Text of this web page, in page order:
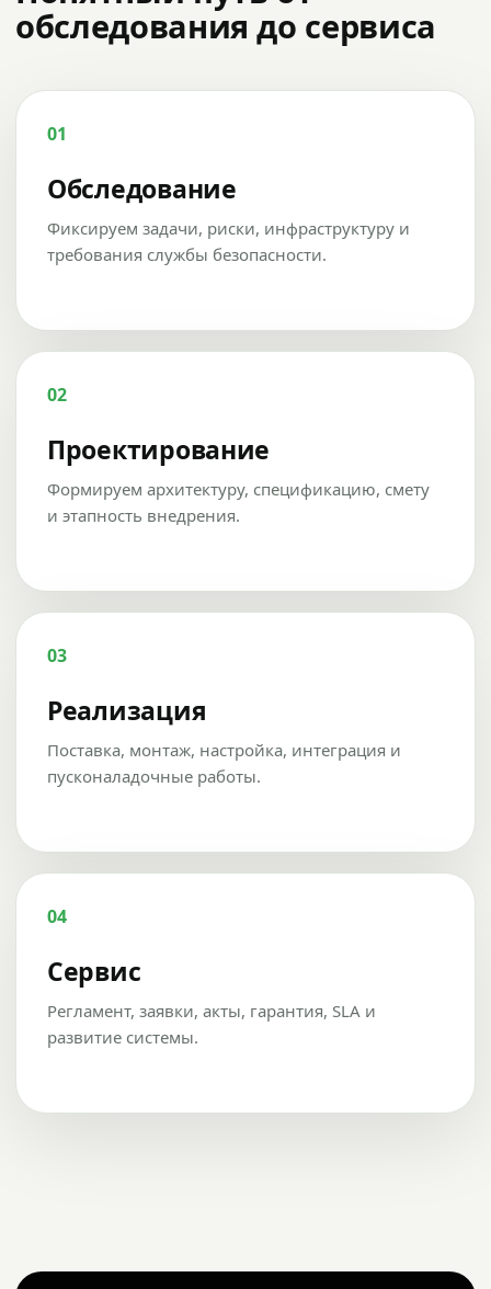
обследования до сервиса
01
Обследование
Фиксируем задачи, риски, инфраструктуру и
требования службы безопасности.
02
Проектирование
Формируем архитектуру, спецификацию, смету
и этапность внедрения.
03
Реализация
Поставка, монтаж, настройка, интеграция и
пусконаладочные работы.
04
Сервис
Регламент, заявки, акты, гарантия, SLA и
развитие системы.